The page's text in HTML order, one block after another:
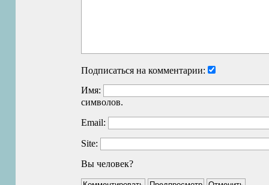
Подписаться на комментарии:
Имя:
символов.
Email:
Site:
Вы человек?